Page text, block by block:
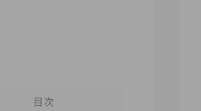
目次